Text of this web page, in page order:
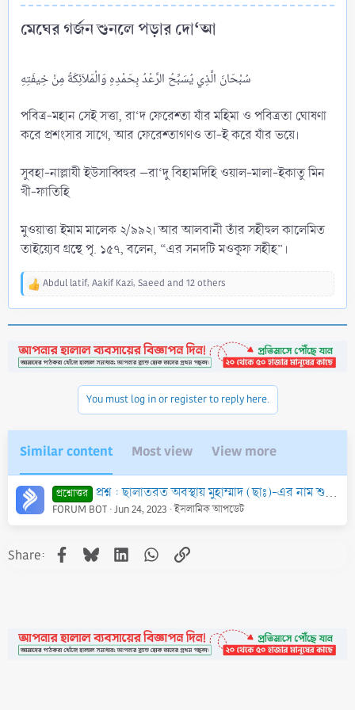
মেঘের গর্জন শুনলে পড়ার দো‘আ​
سُبْحَانَ الَّذِي يُسَبِّحُ الرَّعْدُ بِحَمْدِهِ وَالْمَلاَئِكَةُ مِنْ خِيفَتِهِ
পবিত্র-মহান সেই সত্তা, রা‘দ ফেরেশ্তা যাঁর মহিমা ও পবিত্রতা ঘোষণা
করে প্রশংসার সাথে, আর ফেরেশ্তাগণও তা-ই করে যাঁর ভয়ে।
সুবহা-নাল্লাযী ইউসাব্বিহুর –রা‘দু বিহামদিহি ওয়াল-মালা-ইকাতু মিন
খী-ফাতিহি
মুওয়াত্তা ইমাম মালেক ২/৯৯২। আর আলবানী তাঁর সহীহুল কালেমিত
তাইয়্যেব গ্রন্থে পৃ. ১৫৭, বলেন, “এর সনদটি মওকূফ সহীহ”।
R
t
i
Abdul latif, Aakif Kazi, Saeed and 12 others
You must log in or register to reply here.
Similar content Most view View more
প্রশ্নোত্তর প্রশ্ন : ছালাতরত অবস্থায় মুহাম্মাদ (ছাঃ)-এর নাম শুনলে ‘ছাল্লাল্লাহু ‘আলাইহে ওয়া সাল্লাম’ বলতে হবে কি?
FORUM BOT Jun 24, 2023 ইসলামিক আপডেট
Share: Facebook
BlueskyLinkedInWhatsApp
Link